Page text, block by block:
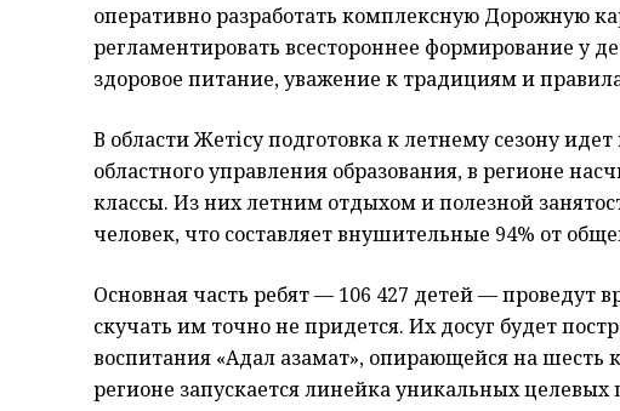
оперативно разработать комплексную Дорожную
регламентировать всестороннее формирование у
здоровое питание, уважение к традициям и
В области Жетісу подготовка к летнему сезону
областного управления образования, в регионе
классы. Из них летним отдыхом и полезной
человек, что составляет внушительные 94% от
Основная часть ребят — 106 427 детей —
скучать им точно не придется. Их досуг будет
воспитания «Адал азамат», опирающейся на шесть
регионе запускается линейка уникальных целевых